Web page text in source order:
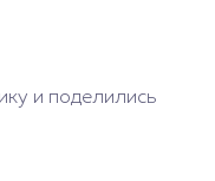
и поделились